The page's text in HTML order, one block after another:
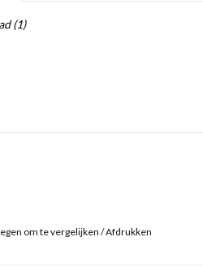
(1)
om te vergelijken /Afdrukken